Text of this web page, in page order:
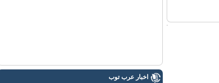
اخبار عرب توب